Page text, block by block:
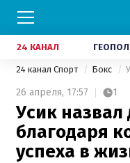
24 КАНАЛ
24 канал Спорт Бокс
26 апреля, 17:57 1
Усик
благодаря
успеха в